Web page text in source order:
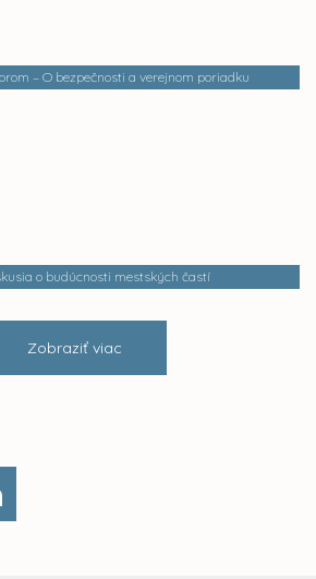
– O bezpečnosti a verejnom poriadku
o budúcnosti mestských častí
Zobraziť viac